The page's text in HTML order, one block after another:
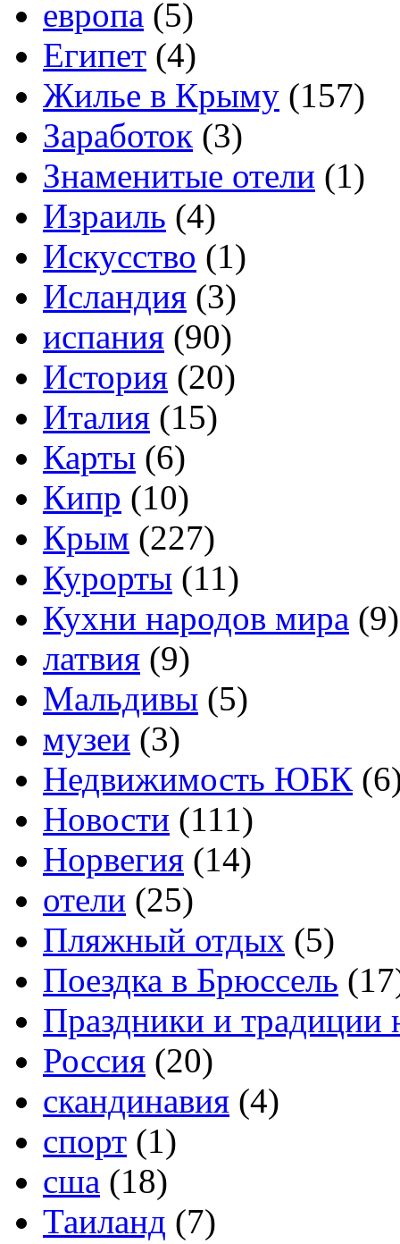
европа (5)
Египет (4)
Жилье в Крыму (157)
Заработок (3)
Знаменитые отели (1)
Израиль (4)
Искусство (1)
Исландия (3)
испания (90)
История (20)
Италия (15)
Карты (6)
Кипр (10)
Крым (227)
Курорты (11)
Кухни народов мира (9)
латвия (9)
Мальдивы (5)
музеи (3)
Недвижимость ЮБК
Новости (111)
Норвегия (14)
отели (25)
Пляжный отдых (5)
Поездка в Брюссель
Праздники и традиции
Россия (20)
скандинавия (4)
спорт (1)
сша (18)
Таиланд (7)